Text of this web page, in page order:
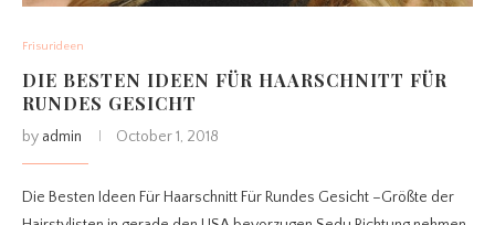
Frisurideen
DIE BESTEN IDEEN FÜR HAARSCHNITT FÜR
RUNDES GESICHT
by admin October 1, 2018
Die Besten Ideen Für Haarschnitt Für Rundes Gesicht –Größte der